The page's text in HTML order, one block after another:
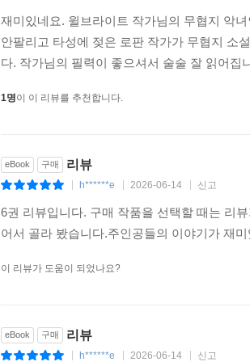
재미있네요. 윌브라이트 작가님의 무협지 악
안팔리고 타성에 젖은 로판 작가가 무협지 소
다. 작가님의 필력이 좋으셔서 술술 잘 읽어
1명이 이 리뷰를 추천합니다.
eBook 구매 리뷰
h******e 2026-06-14 신고
6권 리뷰입니다. 구매 작품을 선택할 때는 리
어서 골라 봤습니다.주인공들의 이야기가 재
이 리뷰가 도움이 되었나요?
eBook 구매 리뷰
h******e 2026-06-14 신고